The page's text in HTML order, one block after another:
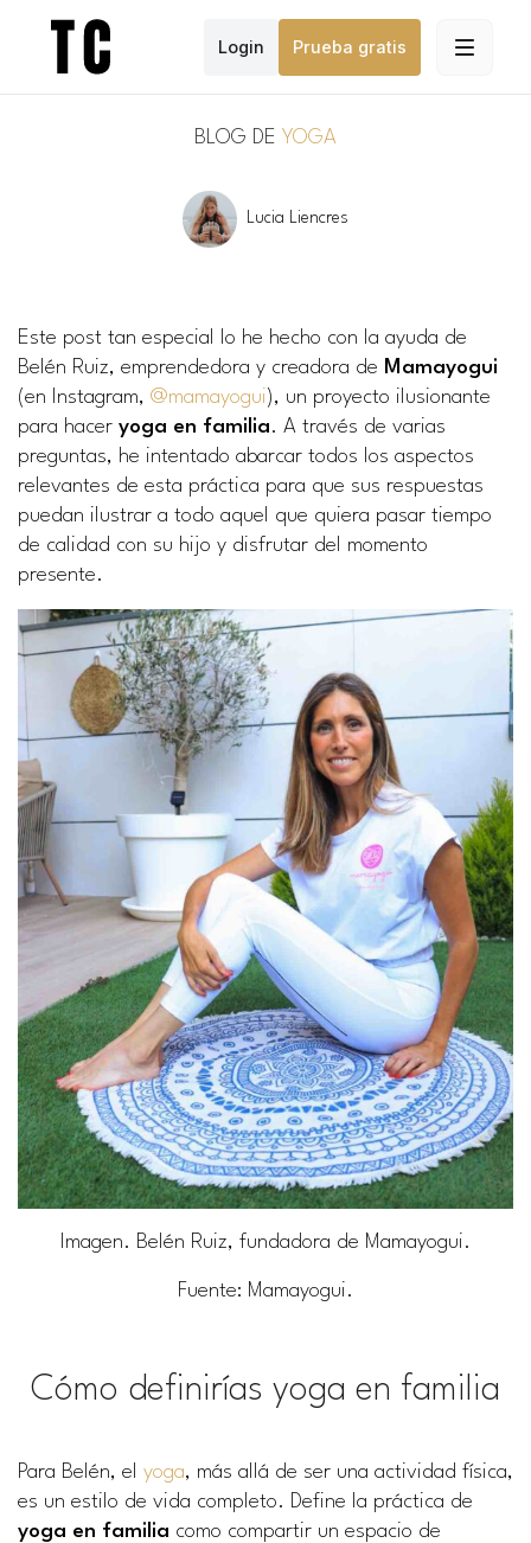
Login Prueba gratis
BLOG DE YOGA
Lucia Liencres
Este post tan especial lo he hecho con la ayuda de
Belén Ruiz, emprendedora y creadora de Mamayogui
(en Instagram, @mamayogui ), un proyecto ilusionante
para hacer yoga en familia. A través de varias
preguntas, he intentado abarcar todos los aspectos
relevantes de esta práctica para que sus respuestas
puedan ilustrar a todo aquel que quiera pasar tiempo
de calidad con su hijo y disfrutar del momento
presente.
Imagen. Belén Ruiz, fundadora de Mamayogui.
Fuente: Mamayogui.
Cómo definirías yoga en familia
Para Belén, el yoga, más allá de ser una actividad física,
es un estilo de vida completo. Define la práctica de
yoga en familia como compartir un espacio de